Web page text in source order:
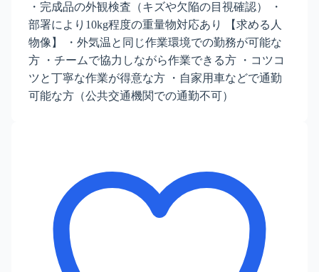
・完成品の外観検査（キズや欠陥の目視確認） ・
部署により10kg程度の重量物対応あり 【求める人
物像】 ・外気温と同じ作業環境での勤務が可能な
方 ・チームで協力しながら作業できる方 ・コツコ
ツと丁寧な作業が得意な方 ・自家用車などで通勤
可能な方（公共交通機関での通勤不可）